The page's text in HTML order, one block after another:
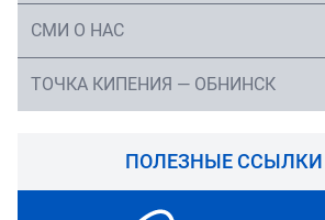
СМИ О НАС
ТОЧКА КИПЕНИЯ — ОБНИНСК
ПОЛЕЗНЫЕ ССЫЛКИ